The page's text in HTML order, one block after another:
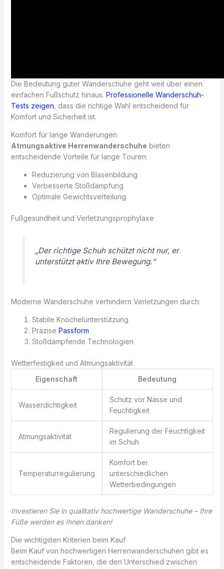
Die Bedeutung guter Wanderschuhe geht weit über einen
einfachen Fußschutz hinaus. Professionelle Wanderschuh-
Tests zeigen , dass die richtige Wahl entscheidend für
Komfort und Sicherheit ist.
Komfort für lange Wanderungen
Atmungsaktive Herrenwanderschuhe bieten
entscheidende Vorteile für lange Touren:
Reduzierung von Blasenbildung
Verbesserte Stoßdämpfung
Optimale Gewichtsverteilung
Fußgesundheit und Verletzungsprophylaxe
„Der richtige Schuh schützt nicht nur, er
unterstützt aktiv Ihre Bewegung.“
Moderne Wanderschuhe verhindern Verletzungen durch:
Stabile Knöchelunterstützung
Präzise Passform
Stoßdämpfende Technologien
Wetterfestigkeit und Atmungsaktivität
Eigenschaft
Bedeutung
Wasserdichtigkeit
Schutz vor Nässe und
Feuchtigkeit
Atmungsaktivität
Regulierung der Feuchtigkeit
im Schuh
Temperaturregulierung
Komfort bei
unterschiedlichen
Wetterbedingungen
Investieren Sie in qualitativ hochwertige Wanderschuhe – Ihre
Füße werden es Ihnen danken!
Die wichtigsten Kriterien beim Kauf
Beim Kauf von hochwertigen Herrenwanderschuhen gibt es
entscheidende Faktoren, die den Unterschied zwischen